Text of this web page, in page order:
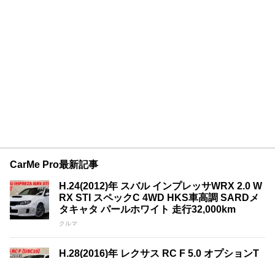
CarMe Pro最新記事
H.24(2012)年 スバル インプレッサWRX 2.0 W
RX STI スペックC 4WD HKS車高調 SARDメ
タキャタ パールホワイト 走行32,000km
クルマ
H.28(2016)年 レクサス RC F 5.0 オプションT